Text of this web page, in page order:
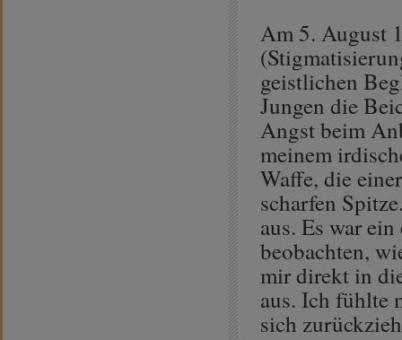
Am 5. August
geistlichen
Jungen die
Angst beim
meinem
Waffe, die
scharfen
aus. Es war
beobachten,
mir direkt in
aus. Ich fühlte
sich